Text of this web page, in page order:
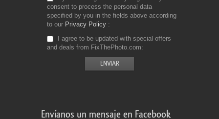
consent to process the personal data
specified by you in the fields above according
to our Privacy Policy
I agree to be updated with special offers
and deals from FixThePhoto.com
Envíanos un mensaje en Facebook